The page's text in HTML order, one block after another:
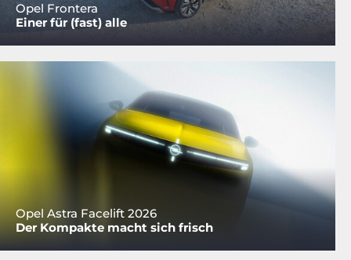
Opel Frontera
Einer für (fast) alle
Opel Astra Facelift 2026
Der Kompakte macht sich frisch